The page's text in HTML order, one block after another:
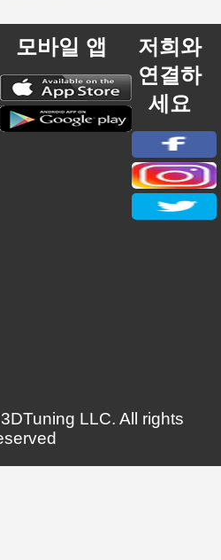
모바일 앱
저희와
연결하
세요
LLC. All rights